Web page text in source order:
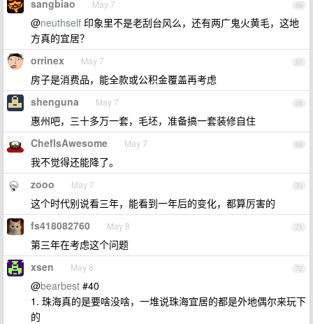
66
sangbiao May 7
@neuthself 印象里不是老刮台风么，还有两广鬼火黄毛，这地
方真的宜居？
67
orrinex May 7
房子是消费品，能全款或公积金覆盖再考虑
68
shenguna May 7
惠州吧，三十多万一套，毛坯，准备搞一套装修自住
69
ChefIsAwesome May 7
我不觉得还能降了。
70
zooo May 7
这个时代别说看三年，能看到一年后的变化，都算厉害的
71
fs418082760 May 8
第三年在考虑这个问题
72
xsen May 8
@bearbest #40
1. 珠海真的是要啥没啥，一堆说珠海宜居的都是外地偶尔来玩下
的